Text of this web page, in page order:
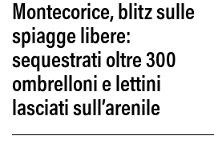
Montecorice, blitz sulle
spiagge libere:
sequestrati oltre 300
ombrelloni e lettini
lasciati sull’arenile